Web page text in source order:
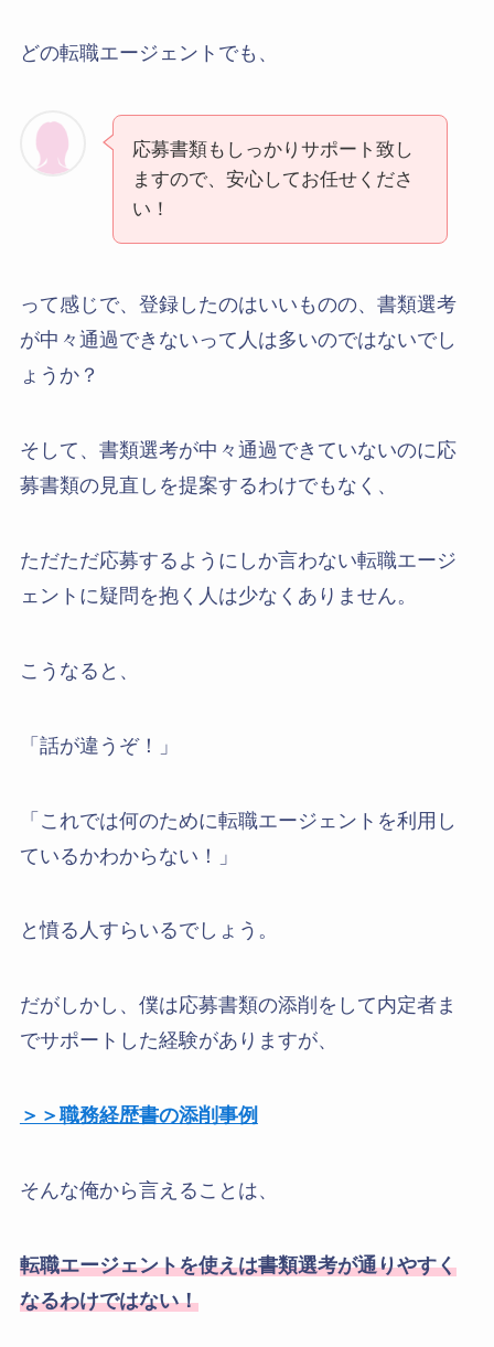
どの転職エージェントでも、
応募書類もしっかりサポート致し
ますので、安心してお任せくださ
い！
って感じで、登録したのはいいものの、書類選考
が中々通過できないって人は多いのではないでし
ょうか？
そして、書類選考が中々通過できていないのに応
募書類の見直しを提案するわけでもなく、
ただただ応募するようにしか言わない転職エージ
ェントに疑問を抱く人は少なくありません。
こうなると、
「話が違うぞ！」
「これでは何のために転職エージェントを利用し
ているかわからない！」
と憤る人すらいるでしょう。
だがしかし、僕は応募書類の添削をして内定者ま
でサポートした経験がありますが、
＞＞職務経歴書の添削事例
そんな俺から言えることは、
転職エージェントを使えは書類選考が通りやすく
なるわけではない！